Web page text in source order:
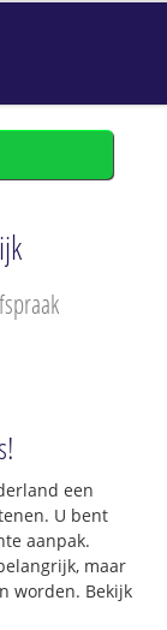
een
U bent
aanpak.
maar
worden. Bekijk